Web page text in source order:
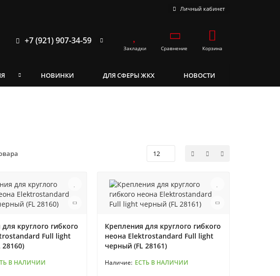
Личный кабинет
+7 (921) 907-34-59
Закладки Сравнение Корзина
НОВИНКИ ДЛЯ СФЕРЫ ЖКХ НОВОСТИ
круглого гибкого
Full light
В НАЛИЧИИ
Крепления для круглого гибкого
неона Elektrostandard Full light
черный (FL 28161)
ЕСТЬ В НАЛИЧИИ